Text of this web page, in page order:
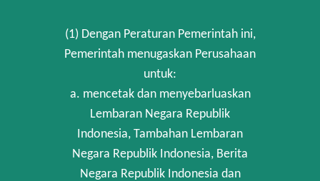
(1) Dengan Peraturan Pemerintah ini,
Pemerintah menugaskan Perusahaan
untuk:
a. mencetak dan menyebarluaskan
Lembaran Negara Republik
Indonesia, Tambahan Lembaran
Negara Republik Indonesia, Berita
Negara Republik Indonesia dan